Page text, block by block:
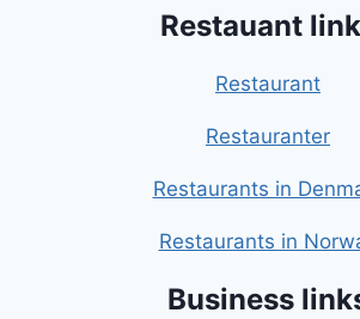
Restauant
Restaurant
Restauranter
Restaurants in
Restaurants in
Business